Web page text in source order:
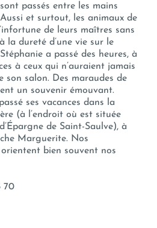
passés entre les mains
et surtout, les animaux de
de leurs maîtres sans
la dureté d’une vie sur le
a passé des heures, à
à ceux qui n’auraient jamais
son salon. Des maraudes de
un souvenir émouvant.
ses vacances dans la
(à l’endroit où est située
de Saint-Saulve), à
Marguerite. Nos
orientent bien souvent nos
70